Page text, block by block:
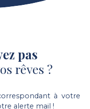
pas
rêves ?
à votre
alerte mail !